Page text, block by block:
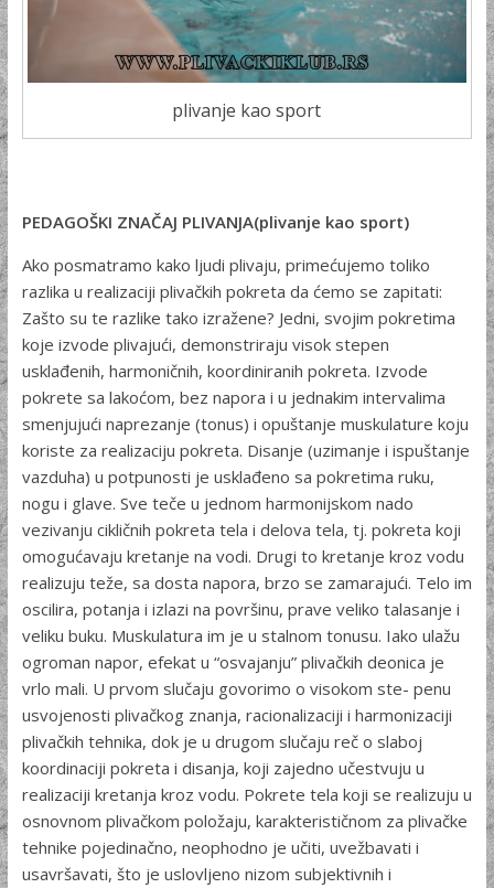
plivanje kao sport
PEDAGOŠKI ZNAČAJ PLIVANJA(plivanje kao sport)
Ako posmatramo kako ljudi plivaju, primećujemo toliko
razlika u realizaciji plivačkih pokreta da ćemo se zapitati:
Zašto su te ra­zlike tako izražene? Jedni, svojim pokretima
koje izvode plivajući, demonstriraju visok stepen
usklađenih, harmoničnih, koordiniranih pokreta. Izvode
pokrete sa lakoćom, bez napora i u jednakim intervalima
smenjujući naprezanje (tonus) i opuštanje muskulature koju
koriste za realizaciju pokreta. Disanje (uzimanje i ispuštanje
vazduha) u potpunosti je usklađeno sa pokretima ruku,
nogu i gla­ve. Sve teče u jednom harmonijskom nado
vezivanju cikličnih po­kreta tela i delova tela, tj. pokreta koji
omogućavaju kretanje na vodi. Drugi to kretanje kroz vodu
realizuju teže, sa dosta napora, brzo se zamarajući. Telo im
oscilira, potanja i izlazi na površinu, prave veliko talasanje i
veliku buku. Muskulatura im je u stalnom tonusu. Iako ulažu
ogroman napor, efekat u “osvajanju” plivačkih deonica je
vrlo mali. U prvom slučaju govorimo o visokom ste- penu
usvojenosti plivačkog znanja, racionalizaciji i harmonizaciji
plivačkih tehnika, dok je u drugom slučaju reč o slaboj
koordi­naciji pokreta i disanja, koji zajedno učestvuju u
realizaciji kretanja kroz vodu. Pokrete tela koji se realizuju u
osnovnom plivačkom položaju, karakterističnom za plivačke
tehnike pojedinačno, neo­phodno je učiti, uvežbavati i
usavršavati, što je uslovljeno nizom subjektivnih i